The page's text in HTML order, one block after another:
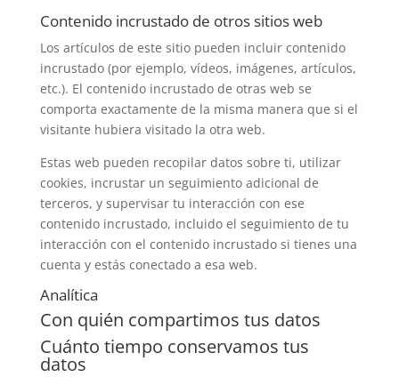
Contenido incrustado de otros sitios web
Los artículos de este sitio pueden incluir contenido
incrustado (por ejemplo, vídeos, imágenes, artículos,
etc.). El contenido incrustado de otras web se
comporta exactamente de la misma manera que si el
visitante hubiera visitado la otra web.
Estas web pueden recopilar datos sobre ti, utilizar
cookies, incrustar un seguimiento adicional de
terceros, y supervisar tu interacción con ese
contenido incrustado, incluido el seguimiento de tu
interacción con el contenido incrustado si tienes una
cuenta y estás conectado a esa web.
Analítica
Con quién compartimos tus datos
Cuánto tiempo conservamos tus
datos